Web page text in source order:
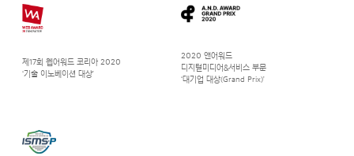
제17회 웹어워드 코리아 2020
‘기술 이노베이션 대상’
2020 앤어워드
디지털미디어&서비스 부문
‘대기업 대상(Grand Prix)’